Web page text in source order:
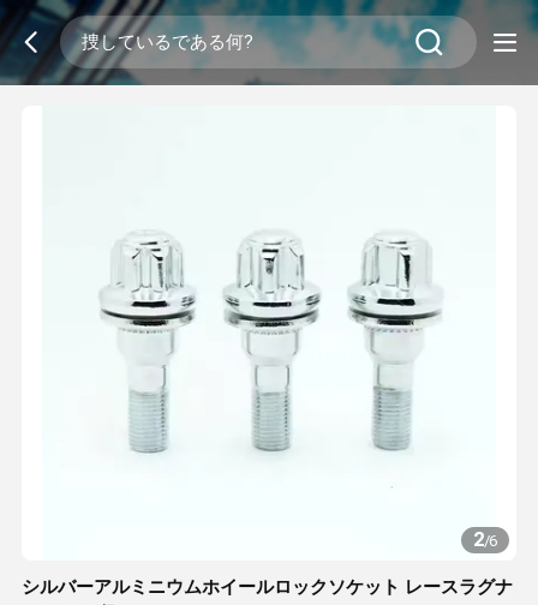
2/6
シルバーアルミニウムホイールロックソケット レースラグナ